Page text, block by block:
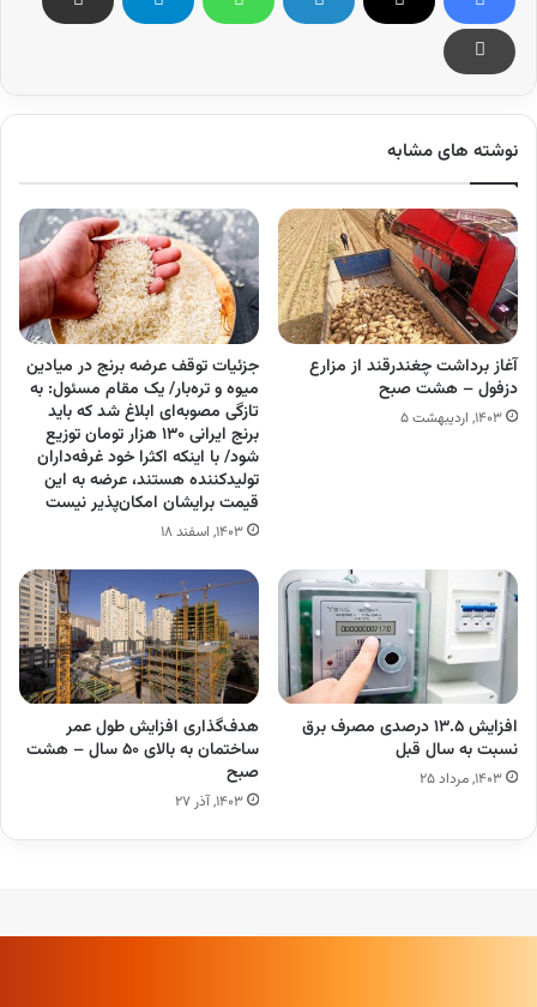
نوشته های مشابه
آغاز برداشت چغندرقند از مزارع
دزفول – هشت صبح
۱۴۰۳, اردیبهشت ۵
جزئیات توقف عرضه برنج در میادین
میوه‌ و تره‌بار/ یک مقام مسئول: به
تازگی مصوبه‌ای ابلاغ شد که باید
برنج ایرانی ۱۳۰ هزار تومان توزیع
شود/ با اینکه اکثرا خود غرفه‌داران
تولیدکننده هستند، عرضه به این
قیمت برایشان امکان‌پذیر نیست
۱۴۰۳, اسفند ۱۸
افزایش ۱۳.۵ درصدی مصرف برق
نسبت به سال قبل
۱۴۰۳, مرداد ۲۵
هدف‌گذاری افزایش طول عمر
ساختمان به بالای ۵۰ سال – هشت
صبح
۱۴۰۳, آذر ۲۷